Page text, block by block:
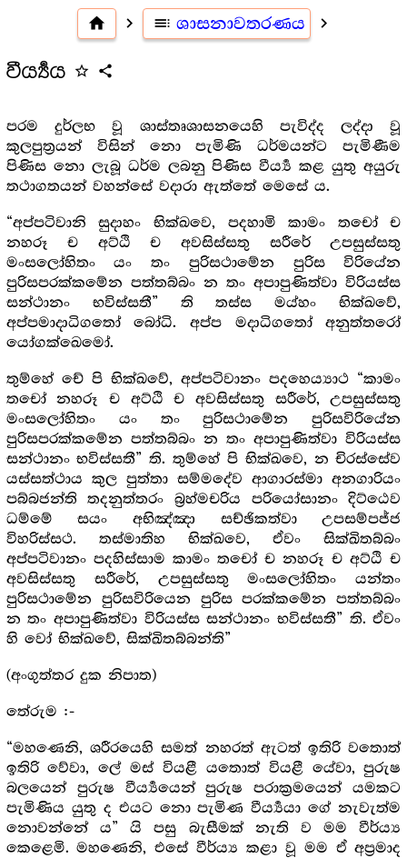
home navigate_next toc ශාසනාවතරණය navigate_next
වීර්‍ය්‍යය star_outline share
පරම දුර්ලභ වූ ශාස්තෘශාසනයෙහි පැවිද්ද ලද්දා වූ
කුලපුත්‍ර‍යන් විසින් නො පැමිණි ධර්මයන්ට පැමිණීම
පිණිස නො ලැබූ ධර්ම ලබනු පිණිස වීර්‍ය්‍ය කළ යුතු අයුරු
තථාගතයන් වහන්සේ වදාරා ඇත්තේ මෙසේ ය.
“අප්පටිවානි සුදාහං භික්ඛවෙ, පදහාමි කාමං තචෝ ච
නහරූ ච අට්ඨි ච අවසිස්සතු සරීරේ උපසුස්සතු
මංසලෝහිතං යං තං පුරිසථාමේන පුරිස විරියේන
පුරිසපරක්කමේන පත්තබ්බං න තං අපාපුණිත්වා විරියස්ස
සන්ථානං භවිස්සතී” ති තස්ස මය්හං භික්ඛවේ,
අප්පමාදාධිගතෝ බෝධි. අප්ප මදාධිගතෝ අනුත්තරෝ
යෝගක්ඛෙමෝ.
තුම්හේ චේ පි භික්ඛවේ, අප්පටිවානං පදහෙය්‍යාථ “කාමං
තචෝ නහරූ ච අට්ඨි ච අවසිස්සතු සරීරේ, උපසුස්සතු
මංසලෝහිතං යං තං පුරිසථාමේන පුරිසවිරියේන
පුරිසපරක්කමේන පත්තබ්බං න තං අපාපුණිත්වා විරියස්ස
සන්ථානං භවිස්සතී” ති. තුම්හේ පි භික්ඛවෙ, න චිරස්සේව
යස්සත්ථාය කුල පුත්තා සම්මදේව ආගාරස්මා අනගාරියං
පබ්බජන්ති තදනුත්තරං බ්‍ර‍හ්මචරිය පරියෝසානං දිට්ඨෙව
ධම්මේ සයං අභිඤ්ඤා සච්ඡිකත්වා උපසම්පජ්ජ
විහරිස්සථ. තස්මාතිහ භික්ඛවෙ, ඒවං සික්ඛිතබ්බං
අප්පටිවානං පදහිස්සාම කාමං තචෝ ච නහරූ ච අට්ඨි ච
අවසිස්සතු සරීරේ, උපසුස්සතු මංසලෝහිතං යන්තං
පුරිසථාමේන පුරිසවිරියෙන පුරිස පරක්කමේන පත්තබ්බං
න තං අපාපුණිත්වා විරියස්ස සන්ථානං භවිස්සතී” ති. ඒවං
හි වෝ භික්ඛවේ, සික්ඛිතබ්බන්ති”
(අංගුත්තර දුක නිපාත)
තේරුම :-
“මහණෙනි, ශරීරයෙහි සමත් නහරත් ඇටත් ඉතිරි වතොත්
ඉතිරි වේවා, ලේ මස් වියළී යතොත් වියළී යේවා, පුරුෂ
බලයෙන් පුරුෂ වීර්‍ය්‍යයෙන් පුරුෂ පරාක්‍ර‍මයෙන් යමකට
පැමිණිය යුතු ද එයට නො පැමිණ වීර්‍ය්‍යයා ගේ නැවැත්ම
නොවන්නේ ය” යි පසු බැසීමක් නැති ව මම වීර්ය්‍ය
කෙළෙමි. මහණෙනි, එසේ වීර්ය්‍ය කළා වූ මම ඒ අප්‍ර‍මාද